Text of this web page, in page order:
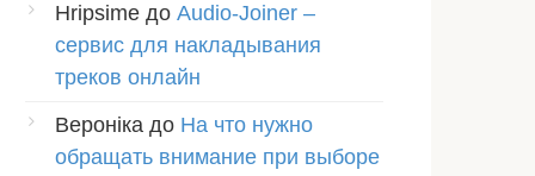
Hripsime до Audio-Joiner –
сервис для накладывания
треков онлайн
Вероніка до На что нужно
обращать внимание при выборе